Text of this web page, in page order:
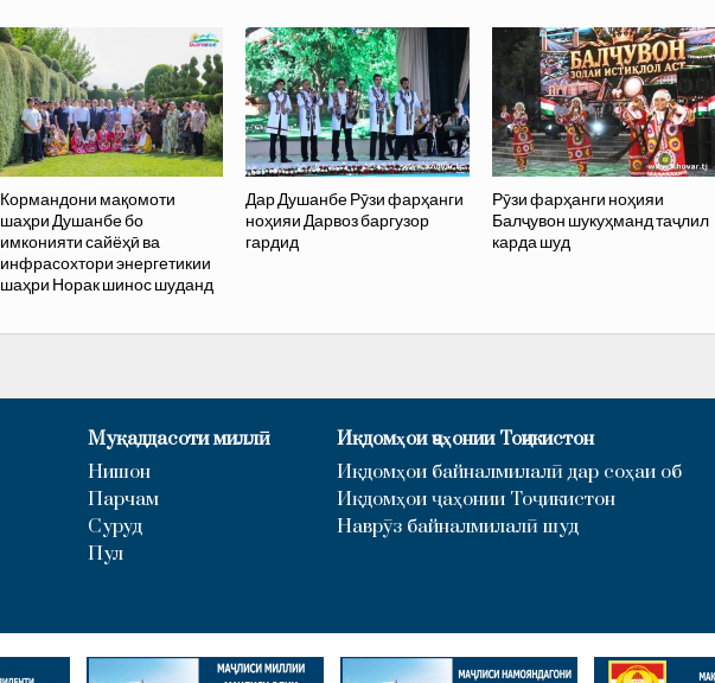
Кормандони мақомоти
шаҳри Душанбе бо
имконияти сайёҳӣ ва
инфрасохтори энергетикии
шаҳри Норак шинос шуданд
Дар Душанбе Рӯзи фарҳанги
ноҳияи Дарвоз баргузор
гардид
Рӯзи фарҳанги ноҳияи
Балҷувон шукуҳманд таҷлил
карда шуд
Муқаддасоти миллӣ
Нишон
Парчам
Суруд
Пул
Иқдомҳои ҷаҳонии Тоҷикистон
Иқдомҳои байналмилалӣ дар соҳаи об
Иқдомҳои ҷаҳонии Тоҷикистон
Наврӯз байналмилалӣ шуд